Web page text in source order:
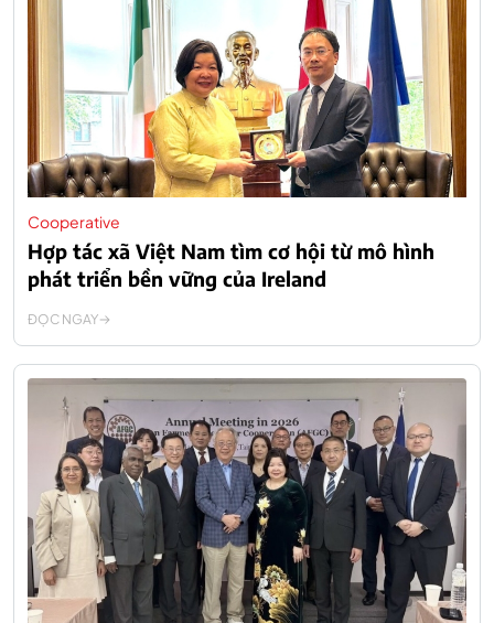
Cooperative
Hợp tác xã Việt Nam tìm cơ hội từ mô hình
phát triển bền vững của Ireland
ĐỌC NGAY